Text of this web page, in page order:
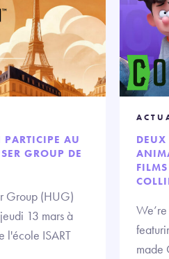
AU
GROUP DE
Group (HUG)
13 mars à
l'école ISART
made